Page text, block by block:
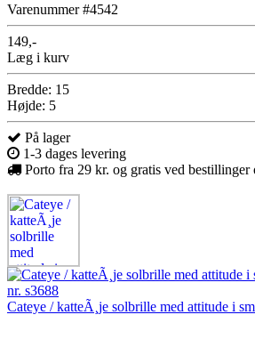
Varenummer #4542
149,-
Læg i kurv
Bredde: 15
Højde: 5
På lager
1-3 dages levering
Porto fra 29 kr. og gratis ved bestillinger
Cateye / katteÃ¸je solbrille med attitude i